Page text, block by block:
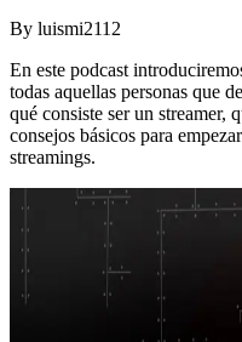
By luismi2112
En este podcast
todas aquellas personas que
qué consiste ser un streamer,
consejos básicos para
streamings.